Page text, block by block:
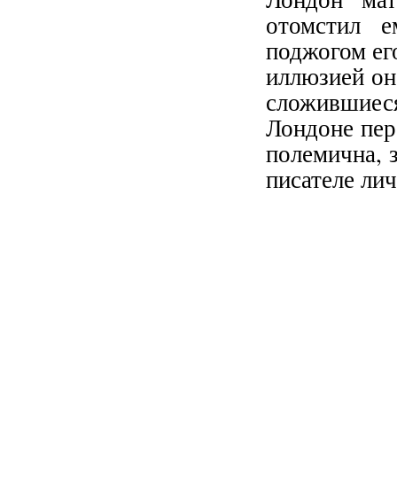
отомстил
поджогом
иллюзией
Лондоне
полемична,
писателе